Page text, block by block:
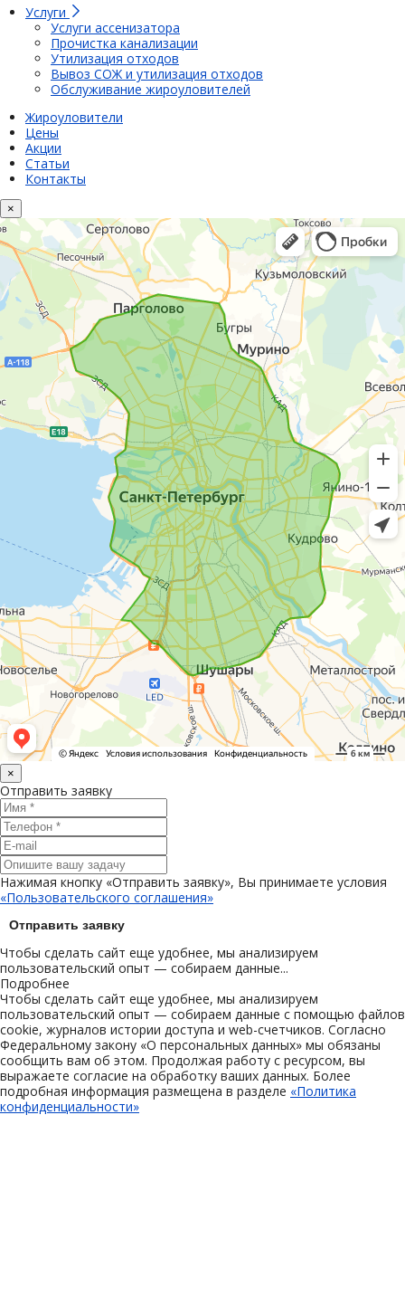
Услуги
Услуги ассенизатора
Прочистка канализации
Утилизация отходов
Вывоз СОЖ и утилизация отходов
Обслуживание жироуловителей
Жироуловители
Цены
Акции
Статьи
Контакты
×
×
Отправить заявку
Нажимая кнопку «Отправить заявку», Вы принимаете условия
«Пользовательского соглашения»
Отправить заявку
Чтобы сделать сайт еще удобнее, мы анализируем
пользовательский опыт — собираем данные...
Подробнее
Чтобы сделать сайт еще удобнее, мы анализируем
пользовательский опыт — собираем данные с помощью файлов
cookie, журналов истории доступа и web-счетчиков. Согласно
Федеральному закону «О персональных данных» мы обязаны
сообщить вам об этом. Продолжая работу с ресурсом, вы
выражаете согласие на обработку ваших данных. Более
подробная информация размещена в разделе «Политика
конфиденциальности»